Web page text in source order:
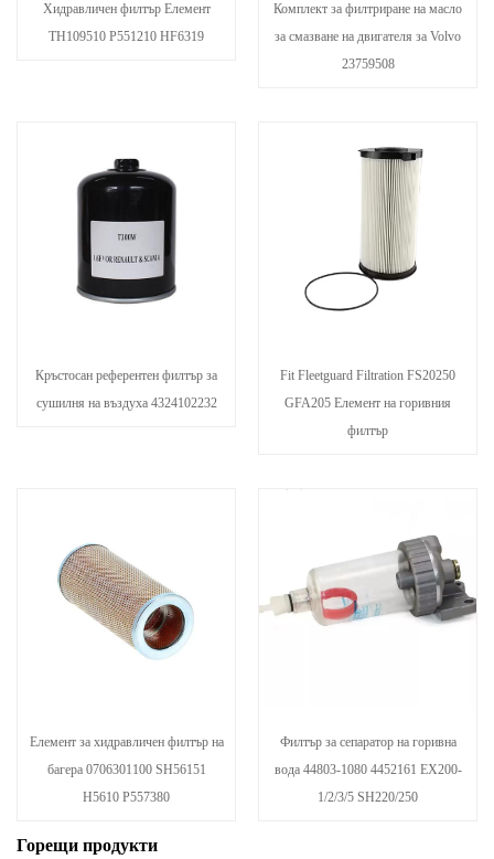
Хидравличен филтър Елемент
TH109510 P551210 HF6319
Комплект за филтриране на масло
за смазване на двигателя за Volvo
23759508
Кръстосан референтен филтър за
сушилня на въздуха 4324102232
Fit Fleetguard Filtration FS20250
GFA205 Елемент на горивния
филтър
Елемент за хидравличен филтър на
багера 0706301100 SH56151
H5610 P557380
Филтър за сепаратор на горивна
вода 44803-1080 4452161 EX200-
1/2/3/5 SH220/250
Горещи продукти